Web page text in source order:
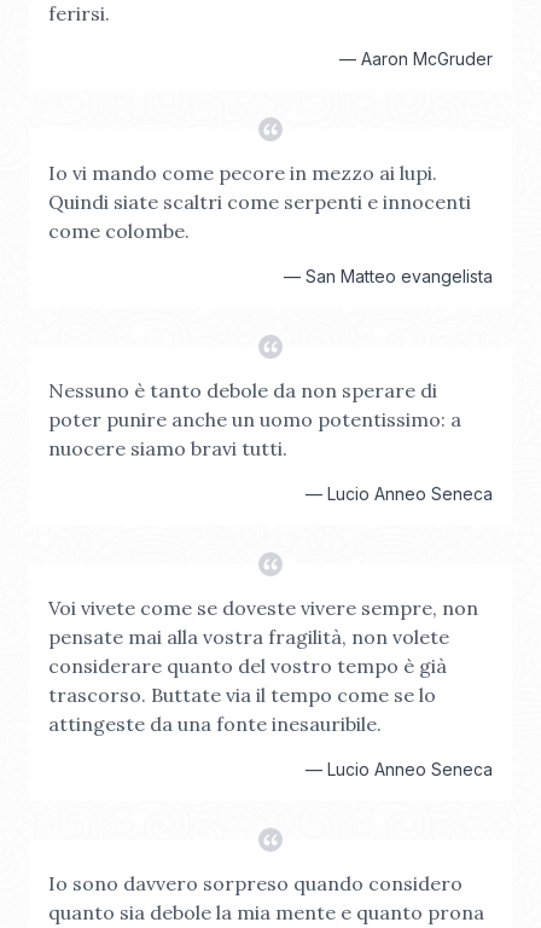
ferirsi.
— Aaron McGruder
Io vi mando come pecore in mezzo ai lupi.
Quindi siate scaltri come serpenti e innocenti
come colombe.
— San Matteo evangelista
Nessuno è tanto debole da non sperare di
poter punire anche un uomo potentissimo: a
nuocere siamo bravi tutti.
— Lucio Anneo Seneca
Voi vivete come se doveste vivere sempre, non
pensate mai alla vostra fragilità, non volete
considerare quanto del vostro tempo è già
trascorso. Buttate via il tempo come se lo
attingeste da una fonte inesauribile.
— Lucio Anneo Seneca
Io sono davvero sorpreso quando considero
quanto sia debole la mia mente e quanto prona